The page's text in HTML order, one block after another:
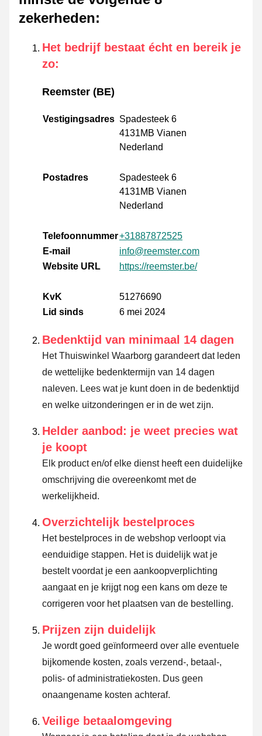
zekerheden:
Het bedrijf bestaat écht en bereik je
zo:
Reemster (BE)
Vestigingsadres Spadesteek 6
4131MB Vianen
Nederland
Postadres
Spadesteek 6
4131MB Vianen
Nederland
Telefoonnummer+31887872525
E-mail
info@reemster.com
Website URL
https://reemster.be/
KvK
51276690
Lid sinds
6 mei 2024
Bedenktijd van minimaal 14 dagen
Het Thuiswinkel Waarborg garandeert dat leden
de wettelijke bedenktermijn van 14 dagen
naleven. Lees wat je kunt doen in de bedenktijd
en welke uitzonderingen er in de wet zijn.
Helder aanbod: je weet precies wat
je koopt
Elk product en/of elke dienst heeft een duidelijke
omschrijving die overeenkomt met de
werkelijkheid.
Overzichtelijk bestelproces
Het bestelproces in de webshop verloopt via
eenduidige stappen. Het is duidelijk wat je
bestelt voordat je een aankoopverplichting
aangaat en je krijgt nog een kans om deze te
corrigeren voor het plaatsen van de bestelling.
Prijzen zijn duidelijk
Je wordt goed geïnformeerd over alle eventuele
bijkomende kosten, zoals verzend-, betaal-,
polis- of administratiekosten. Dus geen
onaangename kosten achteraf.
Veilige betaalomgeving